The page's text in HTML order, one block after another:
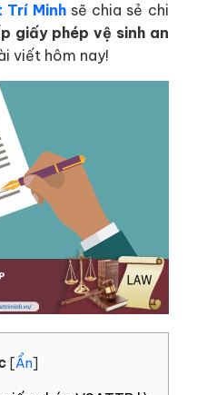
Trí Minh sẽ chia sẻ chi
giấy phép vệ sinh an
viết hôm nay!
[Ẩn]